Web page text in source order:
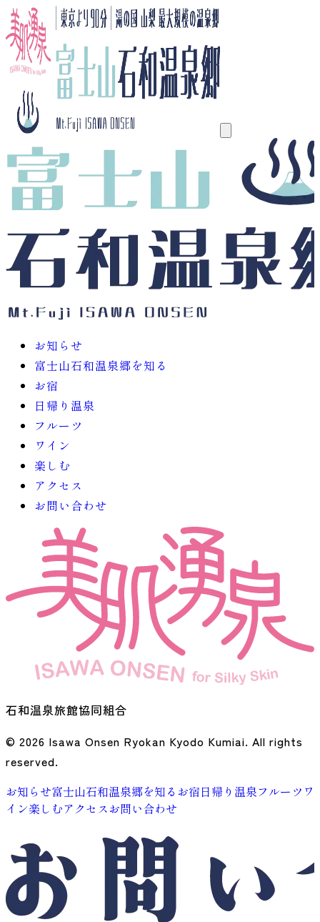
お知らせ
富士山石和温泉郷を知る
お宿
日帰り温泉
フルーツ
ワイン
楽しむ
アクセス
お問い合わせ
石和温泉旅館協同組合
© 2026 Isawa Onsen Ryokan Kyodo Kumiai. All rights
reserved.
お知らせ富士山石和温泉郷を知る お宿日帰り温泉フルーツ ワ
イン楽しむアクセスお問い合わせ